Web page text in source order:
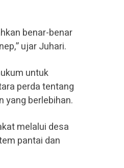
benar-benar
ujar Juhari.
untuk
perda tentang
yang berlebihan.
melalui desa
pantai dan